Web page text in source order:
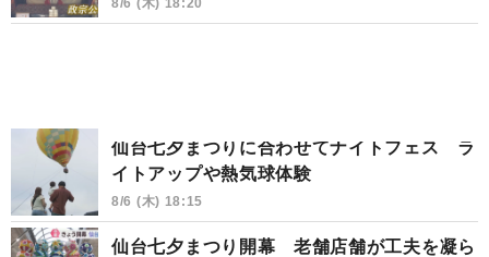
仙台七夕まつりに合わせてナイトフェス ラ
イトアップや熱気球体験
8/6 (木) 18:15
仙台七夕まつり開幕 老舗店舗が工夫を凝ら